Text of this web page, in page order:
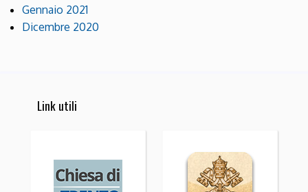
Gennaio 2021
Dicembre 2020
Link utili